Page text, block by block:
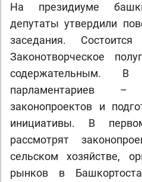
На президиуме
депутаты утвердили
заседания.
Законотворческое
содержательным. В
парламентариев
законопроектов и
инициативы. В
рассмотрят
сельском хозяйстве,
рынков в